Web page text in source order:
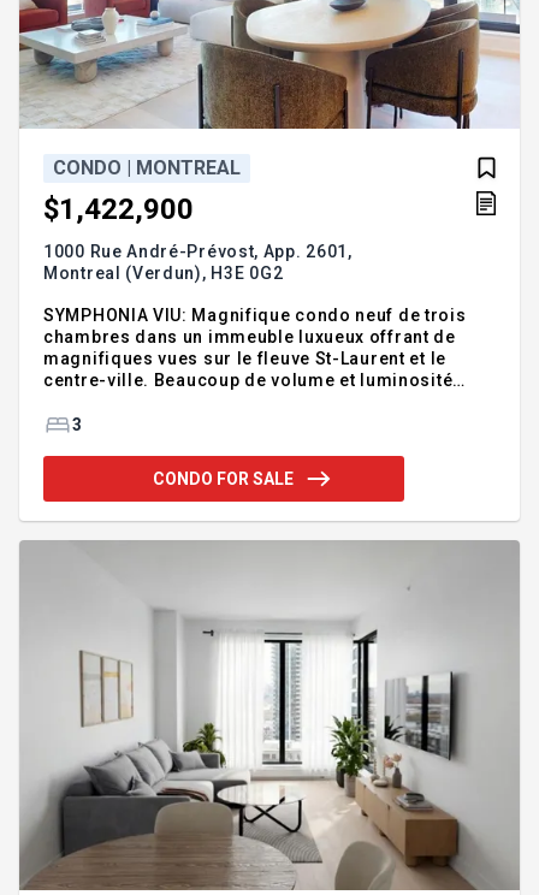
CONDO | MONTREAL
$1,422,900
1000 Rue André-Prévost, App. 2601,
Montreal (Verdun), H3E 0G2
SYMPHONIA VIU: Magnifique condo neuf de trois
chambres dans un immeuble luxueux offrant de
magnifiques vues sur le fleuve St-Laurent et le
centre-ville. Beaucoup de volume et luminosité
hauteur. Design raffiné et finitions haut de gamme :
électroménagers Miele. Stationnement et
rangement. Immeuble à l'architecture moderne
3
CONDO FOR SALE